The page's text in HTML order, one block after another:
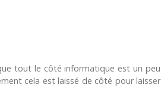
tout le côté informatique est un peu
cela est laissé de côté pour laisser